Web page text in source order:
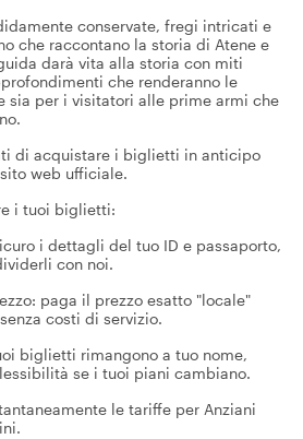
conservate, fregi intricati e
che raccontano la storia di Atene e
darà vita alla storia con miti
che renderanno le
sia per i visitatori alle prime armi che
di acquistare i biglietti in anticipo
web ufficiale.
i tuoi biglietti:
i dettagli del tuo ID e passaporto,
con noi.
paga il prezzo esatto "locale"
costi di servizio.
biglietti rimangono a tuo nome,
se i tuoi piani cambiano.
le tariffe per Anziani